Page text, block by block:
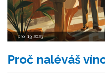
pro, 13 2023
Proč naléváš